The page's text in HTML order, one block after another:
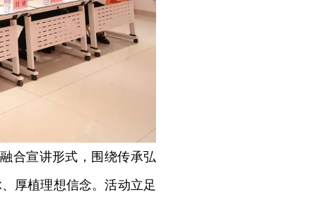
合宣讲形式，围绕传承弘
厚植理想信念。活动立足